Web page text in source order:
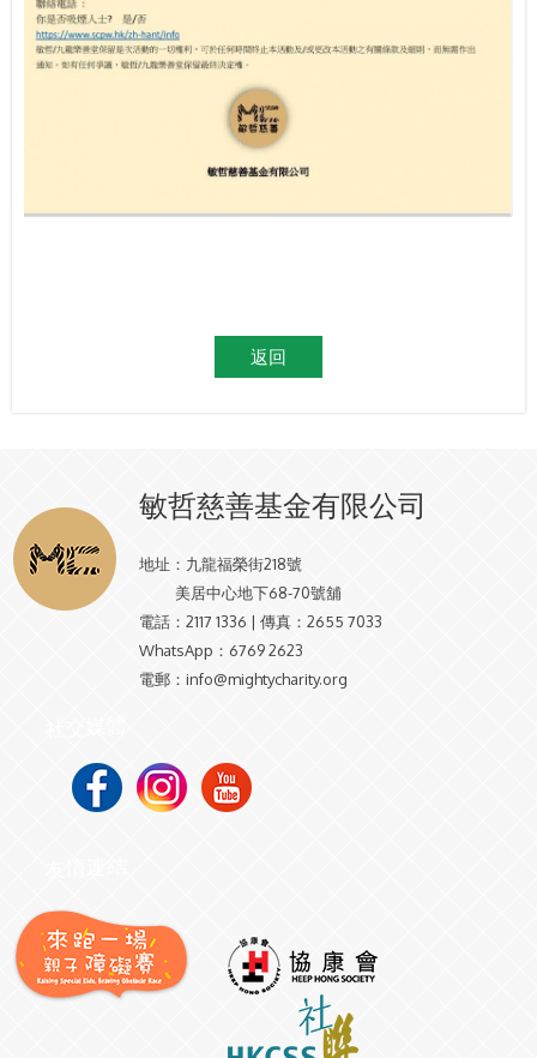
返回
敏哲慈善基金有限公司
地址： 九龍福榮街218號
美居中心地下68-70號舖
電話： 2117 1336 | 傳真：2655 7033
WhatsApp： 6769 2623
電郵： info@mightycharity.org